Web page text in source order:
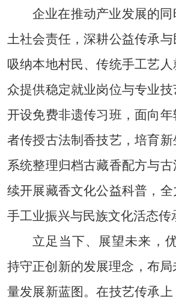
企业在推动产业发展的
土社会责任，深耕公益传承
吸纳本地村民、传统手工艺
众提供稳定就业岗位与专业
开设免费非遗传习班，面向
者传授古法制香技艺，培育新
系统整理归档古藏香配方与
续开展藏香文化公益科普，
手工业振兴与民族文化活态传
立足当下、展望未来，
持守正创新的发展理念，布局
量发展新蓝图。在技艺传承